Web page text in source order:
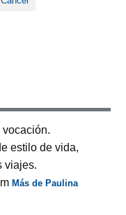
vocación.
estilo de vida,
viajes.
Más de Paulina